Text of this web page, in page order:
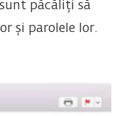
păcăliți să
și parolele lor.